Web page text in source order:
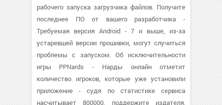
рабочего запуска загрузчика файлов. Получите
последнее ПО от вашего разработчика -
Требуемая версия Android - 7 и выше, из-за
устаревшей версии прошивки, могут случиться
проблемы с запуском. Об исключительности
игры PPNards - Нарды онлайн отметит
количество игроков, которые уже установили
приложение - судя по статистике сервиса
насчитывает 800000, поддержите издателя,